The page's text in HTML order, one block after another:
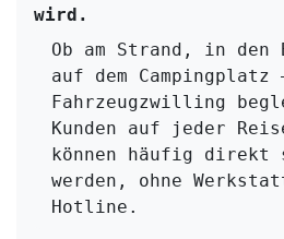
wird.
Ob am Strand, in den
auf dem
Fahrzeugzwilling
Kunden auf jeder
können häufig direkt
werden, ohne
Hotline.